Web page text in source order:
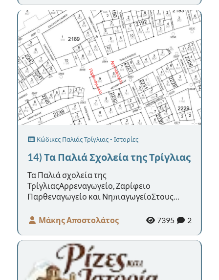
Κώδικες Παλιάς Τρίγλιας - Ιστορίες
14) Τα Παλιά Σχολεία της Τρίγλιας
Τα Παλιά σχολεία της
ΤρίγλιαςΑρρεναγωγείο, Ζαρίφειο
Παρθεναγωγείο και ΝηπιαγωγείοΣτους
Γενικά Αρχεία του Κρά...
Μάκης Αποστολάτος 7395 2